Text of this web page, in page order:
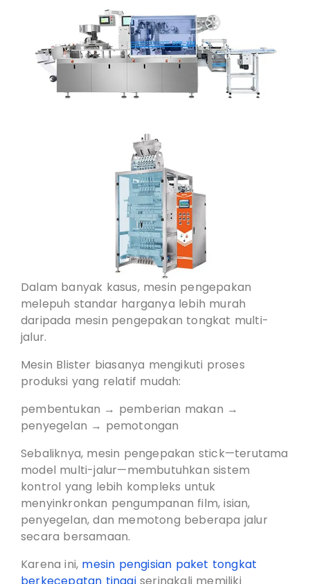
Dalam banyak kasus, mesin pengepakan
melepuh standar harganya lebih murah
daripada mesin pengepakan tongkat multi-
jalur.
Mesin Blister biasanya mengikuti proses
produksi yang relatif mudah:
pembentukan → pemberian makan →
penyegelan → pemotongan
Sebaliknya, mesin pengepakan stick—terutama
model multi-jalur—membutuhkan sistem
kontrol yang lebih kompleks untuk
menyinkronkan pengumpanan film, isian,
penyegelan, dan memotong beberapa jalur
secara bersamaan.
Karena ini, mesin pengisian paket tongkat